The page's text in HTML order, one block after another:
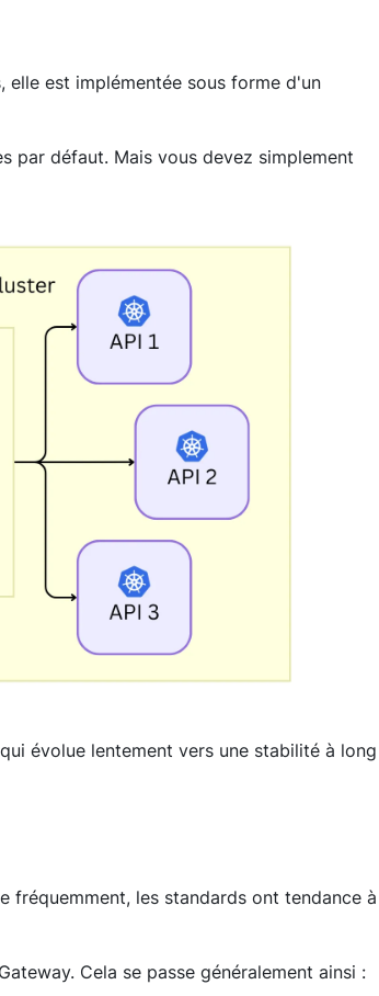
elle est implémentée sous forme d'un
par défaut. Mais vous devez simplement
évolue lentement vers une stabilité à long
fréquemment, les standards ont tendance à
Cela se passe généralement ainsi :